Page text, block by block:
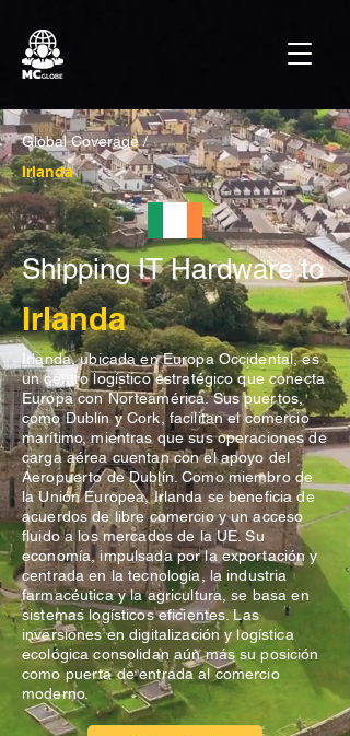
Global Coverage /
Irlanda
Shipping IT Hardware to
Irlanda
Irlanda, ubicada en Europa Occidental, es
un centro logístico estratégico que conecta
Europa con Norteamérica. Sus puertos,
como Dublín y Cork, facilitan el comercio
marítimo, mientras que sus operaciones de
carga aérea cuentan con el apoyo del
Aeropuerto de Dublín. Como miembro de
la Unión Europea, Irlanda se beneficia de
acuerdos de libre comercio y un acceso
fluido a los mercados de la UE. Su
economía, impulsada por la exportación y
centrada en la tecnología, la industria
farmacéutica y la agricultura, se basa en
sistemas logísticos eficientes. Las
inversiones en digitalización y logística
ecológica consolidan aún más su posición
como puerta de entrada al comercio
moderno.